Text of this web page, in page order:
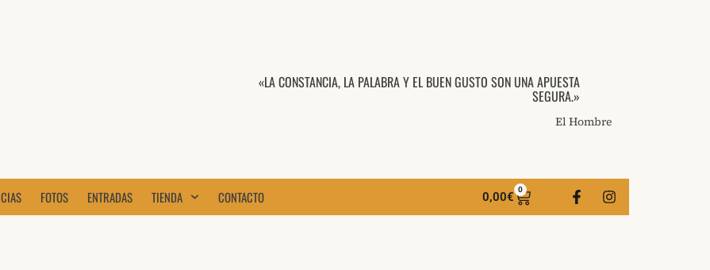
«LA CONSTANCIA, LA PALABRA Y EL BUEN GUSTO SON UNA APUESTA
SEGURA.»
El Hombre
FOTOS ENTRADAS TIENDA CONTACTO 0,00€
0